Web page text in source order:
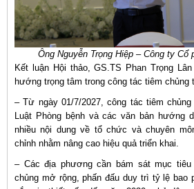
Ông Nguyễn Trọng Hiệp – Công ty Cổ
Kết luận Hội thảo, GS.TS Phan Trọng
hướng trọng tâm trong công tác tiêm chủng
– Từ ngày 01/7/2027, công tác tiêm
Luật Phòng bệnh và các văn bản hướng
nhiều nội dung về tổ chức và chuyên
chỉnh nhằm nâng cao hiệu quả triển khai.
– Các địa phương cần bám sát mục
chủng mở rộng, phấn đấu duy trì tỷ lệ bao